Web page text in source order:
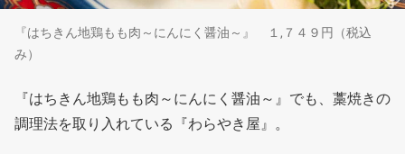
『はちきん地鶏もも肉～にんにく醤油～』 １,７４９円（税込
み）
『はちきん地鶏もも肉～にんにく醤油～』でも、藁焼きの
調理法を取り入れている『わらやき屋』。